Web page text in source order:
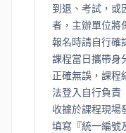
到退、考試，或
者，主辦單位將
報名時請自行確
課程當日攜帶身
正確無誤，課程
法登入自行負責
收據於課程現場
填寫『統一編號